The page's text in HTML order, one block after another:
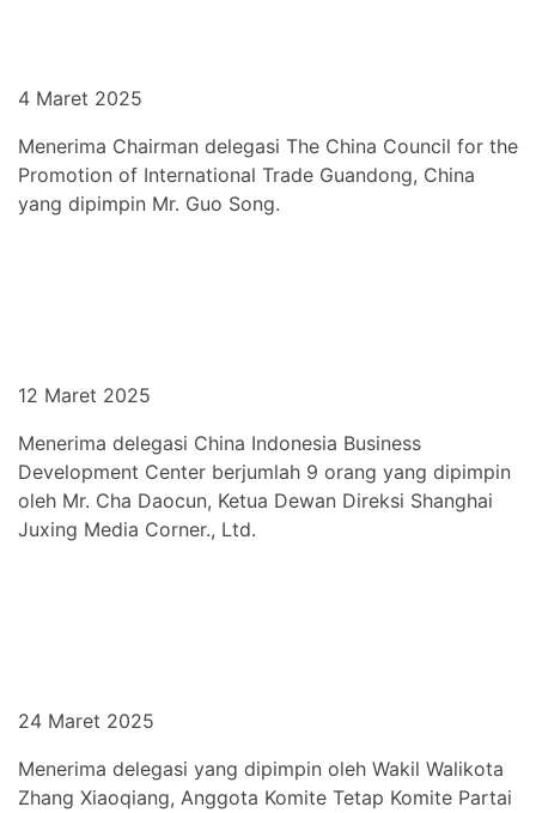
4 Maret 2025
Menerima Chairman delegasi The China Council for the
Promotion of International Trade Guandong, China
yang dipimpin Mr. Guo Song.
12 Maret 2025
Menerima delegasi China Indonesia Business
Development Center berjumlah 9 orang yang dipimpin
oleh Mr. Cha Daocun, Ketua Dewan Direksi Shanghai
Juxing Media Corner., Ltd.
24 Maret 2025
Menerima delegasi yang dipimpin oleh Wakil Walikota
Zhang Xiaoqiang, Anggota Komite Tetap Komite Partai